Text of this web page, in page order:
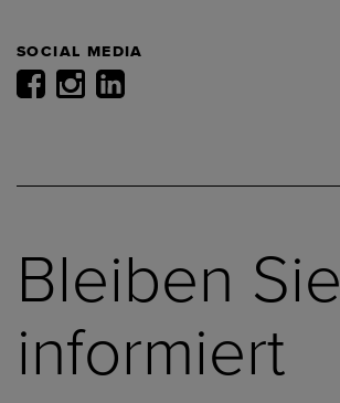
SOCIAL MEDIA
Bleiben Sie
informiert